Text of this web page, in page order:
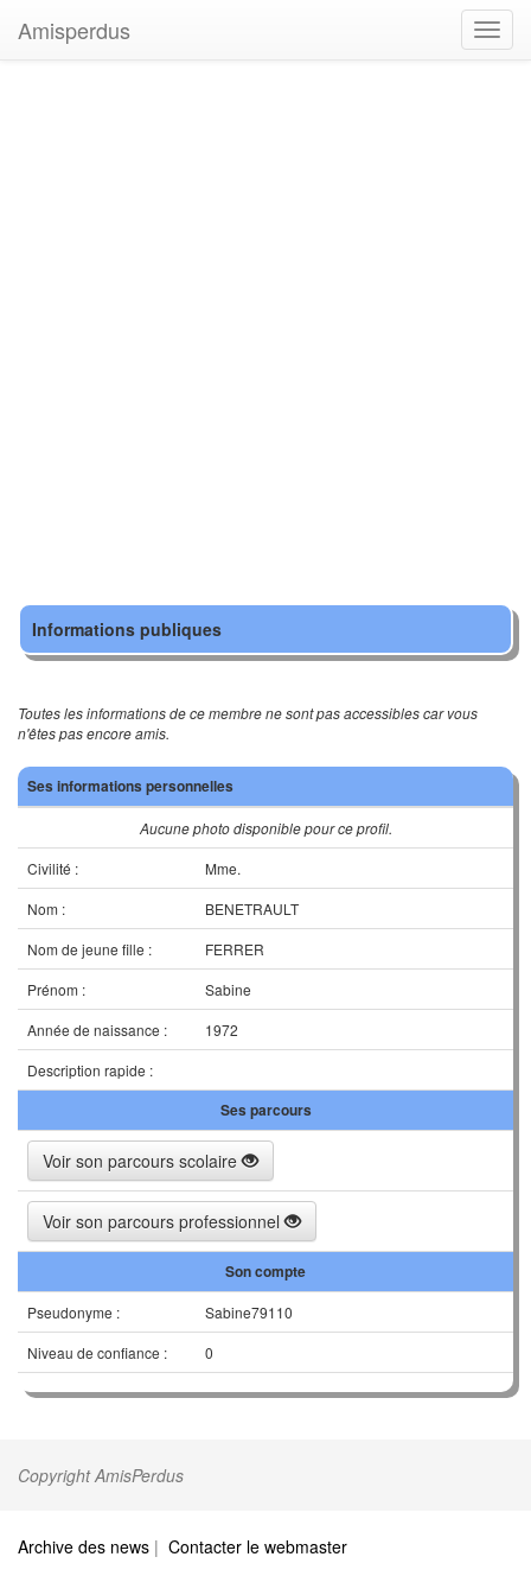
Amisperdus
Informations publiques
Toutes les informations de ce membre ne sont pas accessibles car vous
n'êtes pas encore amis.
Ses informations personnelles
Aucune photo disponible pour ce profil.
Civilité :
Mme.
Nom :
BENETRAULT
Nom de jeune fille :
FERRER
Prénom :
Sabine
Année de naissance :
1972
Description rapide :
Ses parcours
Voir son parcours scolaire
Voir son parcours professionnel
Son compte
Pseudonyme :
Sabine79110
Niveau de confiance :
0
Copyright AmisPerdus
Archive des news | Contacter le webmaster